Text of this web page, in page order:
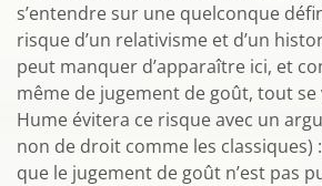
s’entendre sur une quelconque
risque d’un relativisme et d’un
peut manquer d’apparaître ici, et
même de jugement de goût, tout
Hume évitera ce risque avec un
non de droit comme les classiques)
que le jugement de goût n’est pas